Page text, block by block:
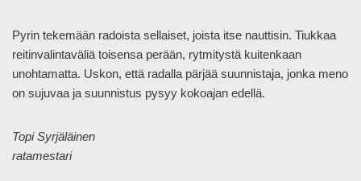
Pyrin tekemään radoista sellaiset, joista itse nauttisin. Tiukkaa
reitinvalintaväliä toisensa perään, rytmitystä kuitenkaan
unohtamatta. Uskon, että radalla pärjää suunnistaja, jonka meno
on sujuvaa ja suunnistus pysyy kokoajan edellä.
Topi Syrjäläinen
ratamestari